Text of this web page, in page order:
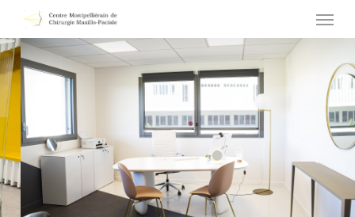
main
content
Menu